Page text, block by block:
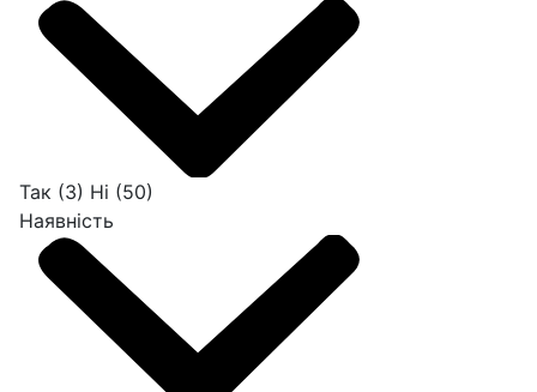
Так (3) Ні (50)
Наявність